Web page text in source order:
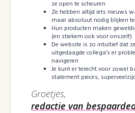
ze open te scheuren
Ze hebben altijd iets nieuws
maar absoluut nodig blijken
Hun producten maken
(en stiekem ook voor onszelf)
De website is zo intuïtief dat
uitgedaagde collega’s er
navigeren
Je kunt er terecht voor zowel
statement pieces,
Groetjes,
redactie van